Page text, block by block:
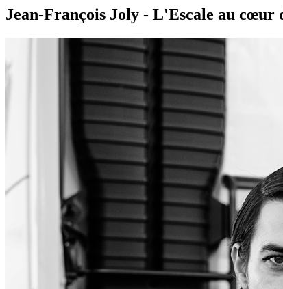
Jean-François Joly - L'Escale au cœur